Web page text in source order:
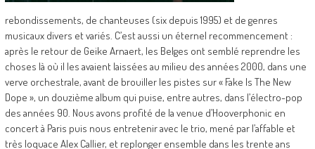
rebondissements, de chanteuses (six depuis 1995) et de genres
musicaux divers et variés. C’est aussi un éternel recommencement :
après le retour de Geike Arnaert, les Belges ont semblé reprendre les
choses là où il les avaient laissées au milieu des années 2000, dans une
verve orchestrale, avant de brouiller les pistes sur « Fake Is The New
Dope », un douzième album qui puise, entre autres, dans l’électro-pop
des années 90. Nous avons profité de la venue d’Hooverphonic en
concert à Paris puis nous entretenir avec le trio, mené par l’affable et
très loquace Alex Callier, et replonger ensemble dans les trente ans